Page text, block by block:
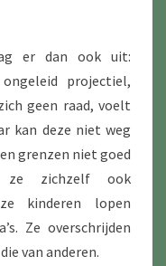
er dan ook uit:
projectiel,
geen raad, voelt
kan deze niet weg
grenzen niet goed
ze zichzelf ook
kinderen lopen
Ze overschrijden
van anderen.